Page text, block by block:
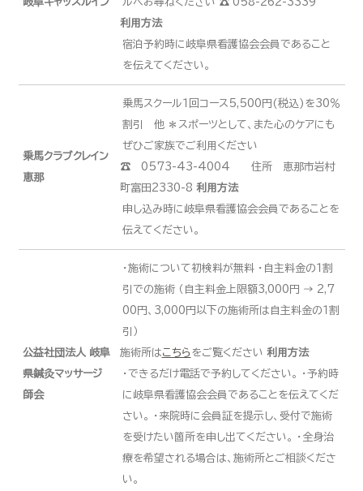
岐阜キャッスルイン
ルへお尋ねください ☎ 058-262-3339
利用方法
宿泊予約時に岐阜県看護協会会員であること
を伝えてください。
乗馬クラブクレイン
恵那
乗馬スクール１回コース5,500円(税込)を30％
割引 他 ＊スポーツとして、また心のケアにも
ぜひご家族でご利用ください
☎ 0573-43-4004 住所 恵那市岩村
町富田2330-8 利用方法
申し込み時に岐阜県看護協会会員であることを
伝えてください。
公益社団法人 岐阜
県鍼灸マッサージ
師会
・施術について初検料が無料 ・自主料金の１割
引での施術 （自主料金上限額3,000円 → 2,7
00円、3,000円以下の施術所は自主料金の１割
引）
施術所はこちら をご覧ください 利用方法
・できるだけ電話で予約してください。 ・予約時
に岐阜県看護協会会員であることを伝えてくだ
さい。 ・来院時に会員証を提示し、受付で施術
を受けたい箇所を申し出てください。 ・全身治
療を希望される場合は、施術所とご相談くださ
い。